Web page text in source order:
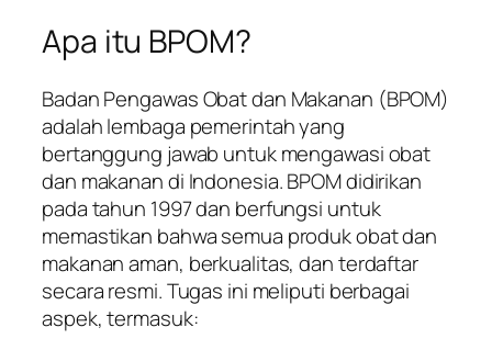
Apa itu BPOM?
Badan Pengawas Obat dan Makanan (BPOM)
adalah lembaga pemerintah yang
bertanggung jawab untuk mengawasi obat
dan makanan di Indonesia. BPOM didirikan
pada tahun 1997 dan berfungsi untuk
memastikan bahwa semua produk obat dan
makanan aman, berkualitas, dan terdaftar
secara resmi. Tugas ini meliputi berbagai
aspek, termasuk: